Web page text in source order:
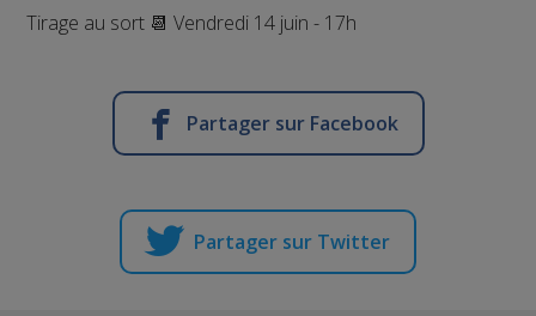
Tirage au sort 📆 Vendredi 14 juin - 17h
Partager sur Facebook
Partager sur Twitter